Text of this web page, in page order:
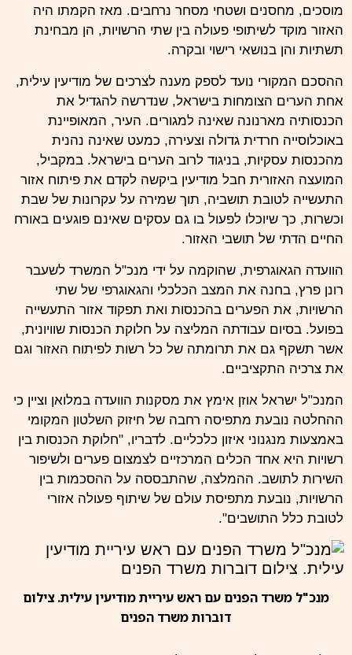
מוסכים, מחסנים ושטחי מסחר נרחבים. מאז הקמתו היה
האזור מוקד לשיתופי פעולה בין שתי הרשויות, הן מבחינת
תשתיות והן בנושאי רישוי ובקרה.
ההסכם המקורי נועד לספק מענה לצרכים של מודיעין עילית,
אחת הערים הצומחותבישראל, שנדרשה להגדיל את
הכנסותיה מארנונה שאינה למגורים. העיר, המאופיינת
באוכלוסייה חרדית גדולה וצעירה, כמעט שאינה נהנית
מהכנסות עסקיות, בניגוד לרוב הערים בישראל. במקביל,
המועצה האזורית חבל מודיעין ביקשה לקדם את פיתוח אזור
התעשייה לטובת תושביה, תוך שמירה על עקרונות של שבת
וכשרות, כך שיוכלו לפעול בו גם עסקים שאינם פוגעים באורח
החיים הדתי של תושבי האזור.
הוועדה הגאוגרפית, שהוקמה על ידי מנכ"ל המשרד לשעבר
רונן פרץ, בחנה את המצב הכלכלי והגאוגרפי של שתי
הרשויות, את הפערים בהכנסות ואת תפקוד אזור התעשייה
בפועל. בסיום עבודתה המליצה על חלוקת הכנסות שוויונית,
אשר תשקף גם את תרומתה של כל רשות לפיתוח האזור וגם
את צרכיה התקציביים.
המנכ"ל ישראל אוזן אימץ את מסקנות הוועדה במלואן וציין כי
ההחלטה נובעת מתפיסה רחבה של חיזוק השלטון המקומי
באמצעות מנגנוני איזון כלכליים. לדבריו, "חלוקת הכנסות בין
רשויות היא אחד הכלים המרכזיים לצמצום פערים ולשיפור
השירות לתושב. ההמלצה, שהתבססה על ההסכמות בין
הרשויות, נובעת מתפיסת עולם של שיתוף פעולה אזורי
לטובת כלל התושבים".
מנכ"ל משרד הפנים עם ראש עיריית מודיעין עילית. צילום
דוברות משרד הפנים